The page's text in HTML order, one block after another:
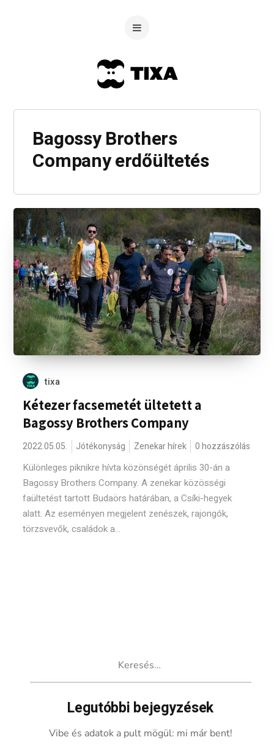
Bagossy Brothers
Company erdőültetés
tixa
Kétezer facsemetét ültetett a
Bagossy Brothers Company
2022.05.05. Jótékonyság Zenekar hírek 0 hozzászólás
Különleges piknikre hívta közönségét április 30-án a
Bagossy Brothers Company. A zenekar közösségi
faültetést tartott Budaörs határában, a Csíki-hegyek
alatt. Az eseményen megjelent zenészek, rajongók,
törzsvevők, családok a...
Legutóbbi bejegyzések
Vibe és adatok a pult mögül: mi már bent!